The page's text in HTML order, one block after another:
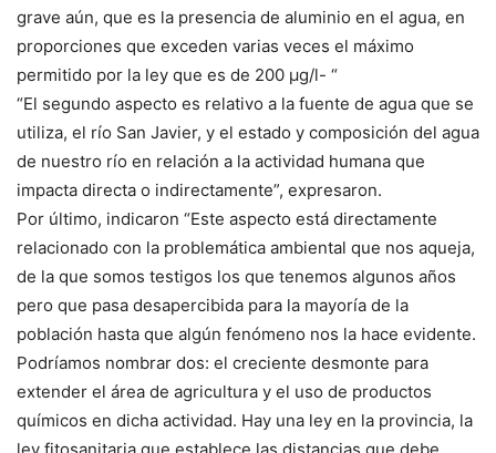
grave aún, que es la presencia de aluminio en el agua, en
proporciones que exceden varias veces el máximo
permitido por la ley que es de 200 µg/l- “
“El segundo aspecto es relativo a la fuente de agua que se
utiliza, el río San Javier, y el estado y composición del agua
de nuestro río en relación a la actividad humana que
impacta directa o indirectamente”, expresaron.
Por último, indicaron “Este aspecto está directamente
relacionado con la problemática ambiental que nos aqueja,
de la que somos testigos los que tenemos algunos años
pero que pasa desapercibida para la mayoría de la
población hasta que algún fenómeno nos la hace evidente.
Podríamos nombrar dos: el creciente desmonte para
extender el área de agricultura y el uso de productos
químicos en dicha actividad. Hay una ley en la provincia, la
ley fitosanitaria que establece las distancias que debe